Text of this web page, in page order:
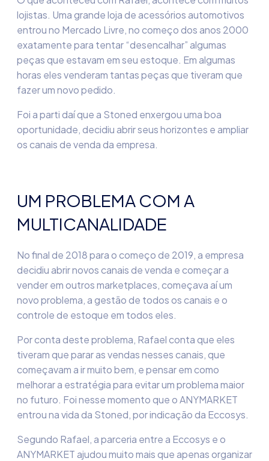
lojistas. Uma grande loja de acessórios automotivos
entrou no Mercado Livre, no começo dos anos 2000
exatamente para tentar “desencalhar” algumas
peças que estavam em seu estoque. Em algumas
horas eles venderam tantas peças que tiveram que
fazer um novo pedido.
Foi a parti daí que a Stoned enxergou uma boa
oportunidade,decidiu abrir seus horizontes e ampliar
os canais de venda da empresa.
UM PROBLEMA COM A
MULTICANALIDADE
No final de 2018 para o começo de 2019, a empresa
decidiu abrir novos canais de venda e começar a
vender em outrosmarketplaces, começava aí um
novo problema, a gestão de todos os canais e o
controle de estoque em todos eles.
Por conta deste problema, Rafael conta que eles
tiveram que parar as vendas nesses canais, que
começavama ir muito bem, e pensar em como
melhorar a estratégiapara evitar um problema maior
no futuro. Foi nesse momento que o ANYMARKET
entrou na vida da Stoned, por indicação da Eccosys.
Segundo Rafael, a parceria entre a Eccosys e o
ANYMARKET ajudou muito mais que apenas organizar